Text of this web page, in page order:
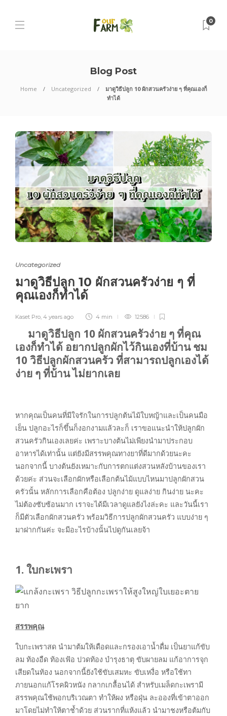
0
Blog Post
Home Uncategorized
มาดูวิธีปลูก 10 ผักสวนครัวง่าย ๆ ที่คุณเองก็
ทำได้
Uncategorized
มาดูวิธีปลูก 10 ผักสวนครัวง่าย ๆ ที่
คุณเองก็ทำได้
Kaset Pro, 4 years ago 4 min 12586
มาดูวิธีปลูก 10 ผักสวนครัวง่าย ๆ ที่คุณ
เองก็ทำได้ อยากปลูกผักไว้กินเองที่บ้าน ชม
10 วิธีปลูกผักสวนครัว ที่สามารถปลูกเองได้
ง่าย ๆ ที่บ้าน ไม่ยากเลย
หากคุณเป็นคนที่มีใจรักในการปลูกต้นไม้ใบหญ้าและเป็นคนมือ
เย็น ปลูกอะไรก็ขึ้นก็งอกงามแล้วละก็ เราขอแนะนำให้ปลูกผัก
สวนครัวกินเองเลยค่ะ เพราะบางต้นไม่เพียงนำมาประกอบ
อาหารได้เท่านั้น แต่ยังมีสรรพคุณทางยาที่ดีมากด้วยนะคะ
นอกจากนี้ บางต้นยังเหมาะกับการตกแต่งสวนหลังบ้านของเรา
ด้วยค่ะ ส่วนจะเลือกผักหรือเลือกต้นไม้แบบไหนมาปลูกผักสวน
ครัวนั้น หลักการเลือกคือต้อง ปลูกง่าย ดูแลง่าย กินง่าย นะคะ
ไม่ต้องซับซ้อนมาก เราจะได้มีเวลาดูแลยังไงล่ะคะ และวันนี้เรา
ก็มีตัวเลือกผักสวนครัว พร้อมวิธีการปลูกผักสวนครัว แบบง่าย ๆ
มาฝากกันค่ะ จะมีอะไรบ้างนั้นไปดูกันเลยจ้า
1. ใบกะเพรา
สรรพคุณ
ใบกะเพราสด นำมาต้มให้เดือดและกรองเอาน้ำดื่ม เป็นยาแก้ขับ
ลม ท้องอืด ท้องเฟ้อ ปวดท้อง บำรุงธาตุ ขับผายลม แก้อาการจุก
เสียดในท้อง นอกจากนี้ยังใช้ขับเสมหะ ขับเหงื่อ หรือใช้ทา
ภายนอกแก้โรคผิวหนัง กลากเกลื้อนได้ สำหรับเมล็ดกะเพรามี
สรรพคุณใช้พอกบริเวณตา ทำให้ผง หรือฝุ่น ละอองที่เข้าตาออก
มาโดยไม่ทำให้ตาช้ำด้วย ส่วนรากที่แห้งแล้ว นำมาชงหรือต้มกับ